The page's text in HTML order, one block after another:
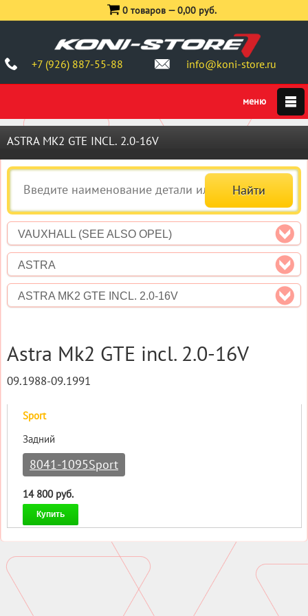
+7 (926) 887-55-88 info@koni-store.ru
0 товаров —0,00 руб.
ASTRA MK2 GTE INCL. 2.0-16V
VAUXHALL (SEE ALSO OPEL)
ASTRA
ASTRA MK2 GTE INCL. 2.0-16V
Astra Mk2 GTE incl. 2.0-16V
09.1988-09.1991
Sport
Задний
8041-1095Sport
14 800 руб.
Купить